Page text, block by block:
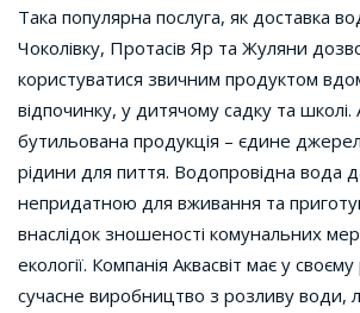
Така популярна послуга, як доставка
Чоколівку, Протасів Яр та Жуляни
користуватися звичним продуктом
відпочинку, у дитячому садку та школі.
бутильована продукція – єдине
рідини для пиття. Водопровідна вода
непридатною для вживання та
внаслідок зношеності комунальних
екології. Компанія Аквасвіт має у
сучасне виробництво з розливу води,